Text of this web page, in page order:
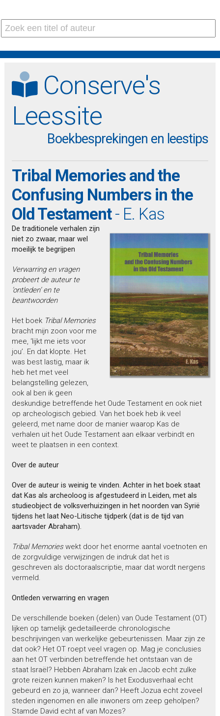
Conserve's
Leessite
Boekbesprekingen en leestips
Tribal Memories and the
Confusing Numbers in the
Old Testament- E. Kas
De traditionele verhalen zijn
niet zo zwaar, maar wel
moeilijk te begrijpen
Verwarring en vragen
probeert de auteur te
’ontleden’ en te
beantwoorden
Het boek Tribal Memories
bracht mijn zoon voor me
mee, ‘lijkt me iets voor
jou’. En dat klopte. Het
was best lastig, maar ik
heb het met veel
belangstelling gelezen,
ook al ben ik geen
deskundige betreffende het Oude Testament en ook niet
op archeologisch gebied. Van het boek heb ik veel
geleerd, met name door de manier waarop Kas de
verhalen uit het Oude Testament aan elkaar verbindt en
weet te plaatsen in een context.
Over de auteur
Over de auteur is weinig te vinden. Achter in het boek staat
dat Kas als archeoloog is afgestudeerd in Leiden, met als
studieobject de volksverhuizingen in het noorden van Syrië
tijdens het laat Neo-Litische tijdperk (dat is de tijd van
aartsvader Abraham).
Tribal Memorieswekt door het enorme aantal voetnoten en
de zorgvuldige verwijzingen de indruk dat het is
geschreven als doctoraalscriptie, maar dat wordt nergens
vermeld.
Ontleden verwarring en vragen
De verschillende boeken (delen) van Oude Testament (OT)
lijken op tamelijk gedetailleerde chronologische
beschrijvingen van werkelijke gebeurtenissen. Maar zijn ze
dat ook? Het OT roept veel vragen op. Mag je conclusies
aan het OT verbinden betreffende het ontstaan van de
staat Israël? Hebben Abraham Izak en Jacob echt zulke
grote reizen kunnen maken? Is het Exodusverhaal echt
gebeurd en zo ja, wanneer dan? Heeft Jozua echt zoveel
steden ingenomen en alle inwoners om zeep geholpen?
Stamde David echt af van Mozes?